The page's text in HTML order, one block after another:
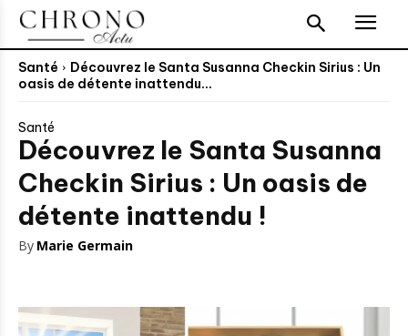
Santé
Découvrez le Santa Susanna Checkin Sirius : Un
oasis de détente inattendu...
Santé
Découvrez le Santa Susanna
Checkin Sirius : Un oasis de
détente inattendu !
By Marie Germain